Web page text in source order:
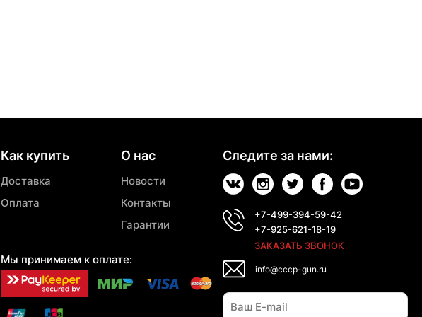
Как купить
Доставка
Оплата
Мы принимаем к оплате:
О нас
Новости
Контакты
Гарантии
Следите за нами:
+7-499-394-59-42
+7-925-621-18-19
ЗАКАЗАТЬ ЗВОНОК
info@cccp-gun.ru